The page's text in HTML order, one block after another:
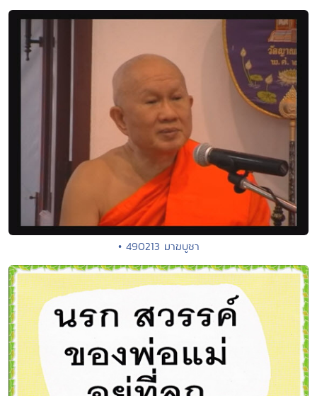
• 490213 มาฆบูชา